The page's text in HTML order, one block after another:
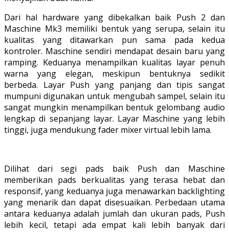
Dari hal hardware yang dibekalkan baik Push 2 dan
Maschine Mk3 memiliki bentuk yang serupa, selain itu
kualitas yang ditawarkan pun sama pada kedua
kontroler. Maschine sendiri mendapat desain baru yang
ramping. Keduanya menampilkan kualitas layar penuh
warna yang elegan, meskipun bentuknya sedikit
berbeda. Layar Push yang panjang dan tipis sangat
mumpuni digunakan untuk mengubah sampel, selain itu
sangat mungkin menampilkan bentuk gelombang audio
lengkap di sepanjang layar. Layar Maschine yang lebih
tinggi, juga mendukung fader mixer virtual lebih lama.
Dilihat dari segi pads baik Push dan Maschine
memberikan pads berkualitas yang terasa hebat dan
responsif, yang keduanya juga menawarkan backlighting
yang menarik dan dapat disesuaikan. Perbedaan utama
antara keduanya adalah jumlah dan ukuran pads, Push
lebih kecil, tetapi ada empat kali lebih banyak dari